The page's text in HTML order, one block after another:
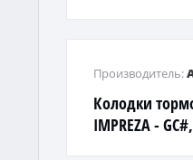
Колодки
IMPREZA -
Производитель: